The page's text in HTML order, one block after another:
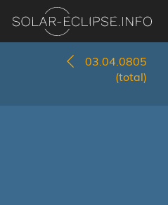
03.04.0805
(total)